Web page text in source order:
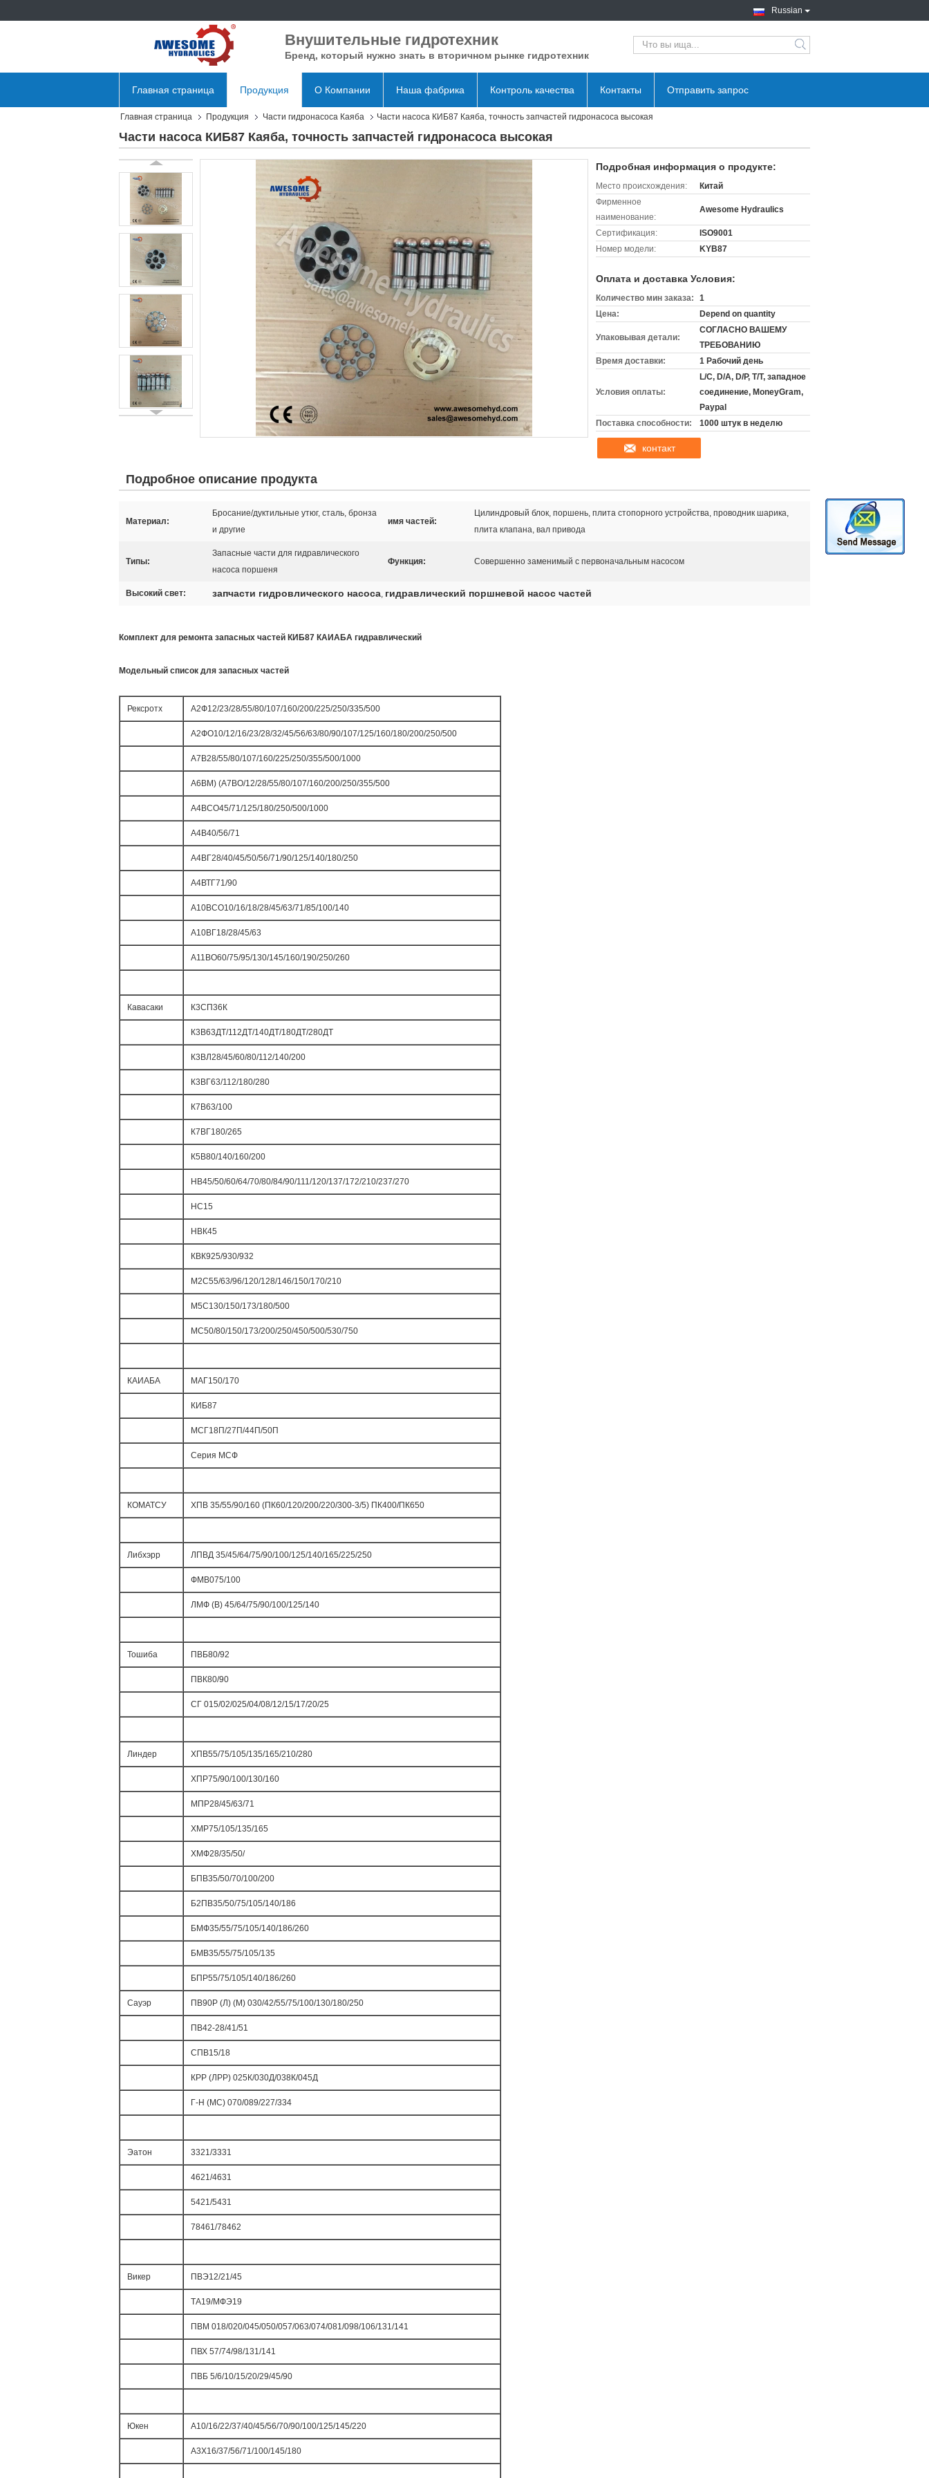
Russian
Внушительные гидротехник
Бренд, который нужно знать в вторичном рынке гидротехник search
Главная страница Продукция О Компании Наша фабрика Контроль качества Контакты Отправить запрос
Главная страница Продукция Части гидронасоса Каяба Части насоса КИБ87 Каяба, точность запчастей гидронасоса высокая
Части насоса КИБ87 Каяба, точность запчастей гидронасоса высокая
Подробная информация о продукте:
Место происхождения:
Китай
Фирменное
наименование:
Awesome Hydraulics
Сертификация:
ISO9001
Номер модели:
KYB87
Оплата и доставка Условия:
Количество мин заказа:
1
Цена:
Depend on quantity
Упаковывая детали:
СОГЛАСНО ВАШЕМУ
ТРЕБОВАНИЮ
Время доставки:
1 Рабочий день
Условия оплаты:
L/C, D/A, D/P, T/T, западное
соединение, MoneyGram,
Paypal
Поставка способности:
1000 штук в неделю
контакт
Подробное описание продукта
Материал:
Бросание/дуктильные утюг, сталь, бронза
и другие
имя частей:
Цилиндровый блок, поршень, плита стопорного устройства, проводник шарика,
плита клапана, вал привода
Типы:
Запасные части для гидравлического
насоса поршеня
Функция: Совершенно заменимый с первоначальным насосом
Высокий свет: запчасти гидровлического насоса, гидравлический поршневой насос частей
Комплект для ремонта запасных частей КИБ87 КАИАБА гидравлический
Модельный список для запасных частей
Рексротх А2Ф12/23/28/55/80/107/160/200/225/250/335/500
А2ФО10/12/16/23/28/32/45/56/63/80/90/107/125/160/180/200/250/500
А7В28/55/80/107/160/225/250/355/500/1000
А6ВМ) (А7ВО/12/28/55/80/107/160/200/250/355/500
А4ВСО45/71/125/180/250/500/1000
А4В40/56/71
А4ВГ28/40/45/50/56/71/90/125/140/180/250
А4ВТГ71/90
А10ВСО10/16/18/28/45/63/71/85/100/140
А10ВГ18/28/45/63
А11ВО60/75/95/130/145/160/190/250/260
Кавасаки К3СП36К
К3В63ДТ/112ДТ/140ДТ/180ДТ/280ДТ
К3ВЛ28/45/60/80/112/140/200
К3ВГ63/112/180/280
К7В63/100
К7ВГ180/265
К5В80/140/160/200
НВ45/50/60/64/70/80/84/90/111/120/137/172/210/237/270
НС15
НВК45
КВК925/930/932
М2С55/63/96/120/128/146/150/170/210
М5С130/150/173/180/500
МС50/80/150/173/200/250/450/500/530/750
КАИАБА МАГ150/170
КИБ87
МСГ18П/27П/44П/50П
Серия МСФ
КОМАТСУ ХПВ 35/55/90/160 (ПК60/120/200/220/300-3/5) ПК400/ПК650
Либхэрр ЛПВД 35/45/64/75/90/100/125/140/165/225/250
ФМВ075/100
ЛМФ (В) 45/64/75/90/100/125/140
Тошиба ПВБ80/92
ПВК80/90
СГ 015/02/025/04/08/12/15/17/20/25
Линдер ХПВ55/75/105/135/165/210/280
ХПР75/90/100/130/160
МПР28/45/63/71
ХМР75/105/135/165
ХМФ28/35/50/
БПВ35/50/70/100/200
Б2ПВ35/50/75/105/140/186
БМФ35/55/75/105/140/186/260
БМВ35/55/75/105/135
БПР55/75/105/140/186/260
Сауэр ПВ90Р (Л) (М) 030/42/55/75/100/130/180/250
ПВ42-28/41/51
СПВ15/18
КРР (ЛРР) 025К/030Д/038К/045Д
Г-Н (МС) 070/089/227/334
Эатон 3321/3331
4621/4631
5421/5431
78461/78462
Викер ПВЭ12/21/45
ТА19/МФЭ19
ПВМ 018/020/045/050/057/063/074/081/098/106/131/141
ПВХ 57/74/98/131/141
ПВБ 5/6/10/15/20/29/45/90
Юкен А10/16/22/37/40/45/56/70/90/100/125/145/220
А3Х16/37/56/71/100/145/180